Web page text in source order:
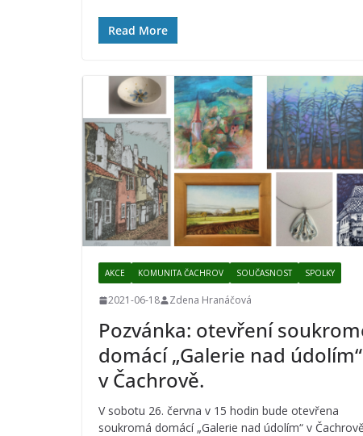
Read More
AKCE KOMUNITA ČACHROV SOUČASNOST SPOLKY
2021-06-18 Zdena Hranáčová
Pozvánka: otevření
domácí „Galerie nad údolím“
v Čachrově.
V sobotu 26. června v 15 hodin bude otevřena
soukromá domácí „Galerie nad údolím“ v